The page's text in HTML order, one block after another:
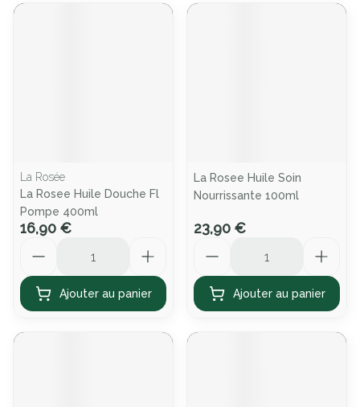
La Rosée
La Rosee Huile Douche Fl
Pompe 400ml
16,90 €
Ajouter au panier
La Rosee Huile Soin
Nourrissante 100ml
23,90 €
Ajouter au panier